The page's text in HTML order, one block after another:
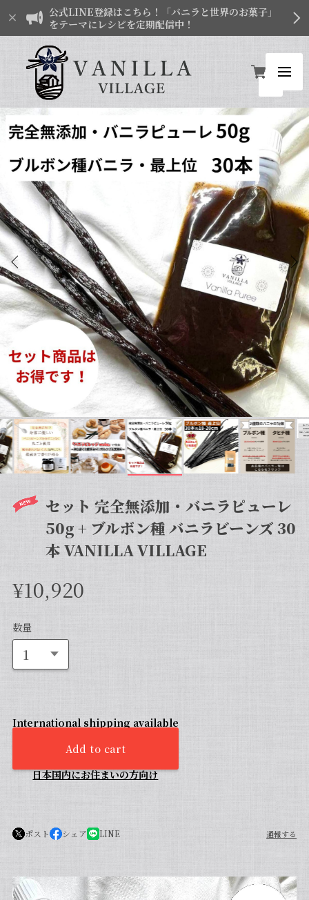
公式LINE登録はこちら！「バニラと世界のお菓子」
をテーマにレシピを定期配信中！
セット 完全無添加・バニラピューレ
50g + ブルボン種 バニラビーンズ 30
本 VANILLA VILLAGE
¥10,920
数量
International shipping available
Add to cart
日本国内にお住まいの方向け
ポスト シェア LINE 通報する